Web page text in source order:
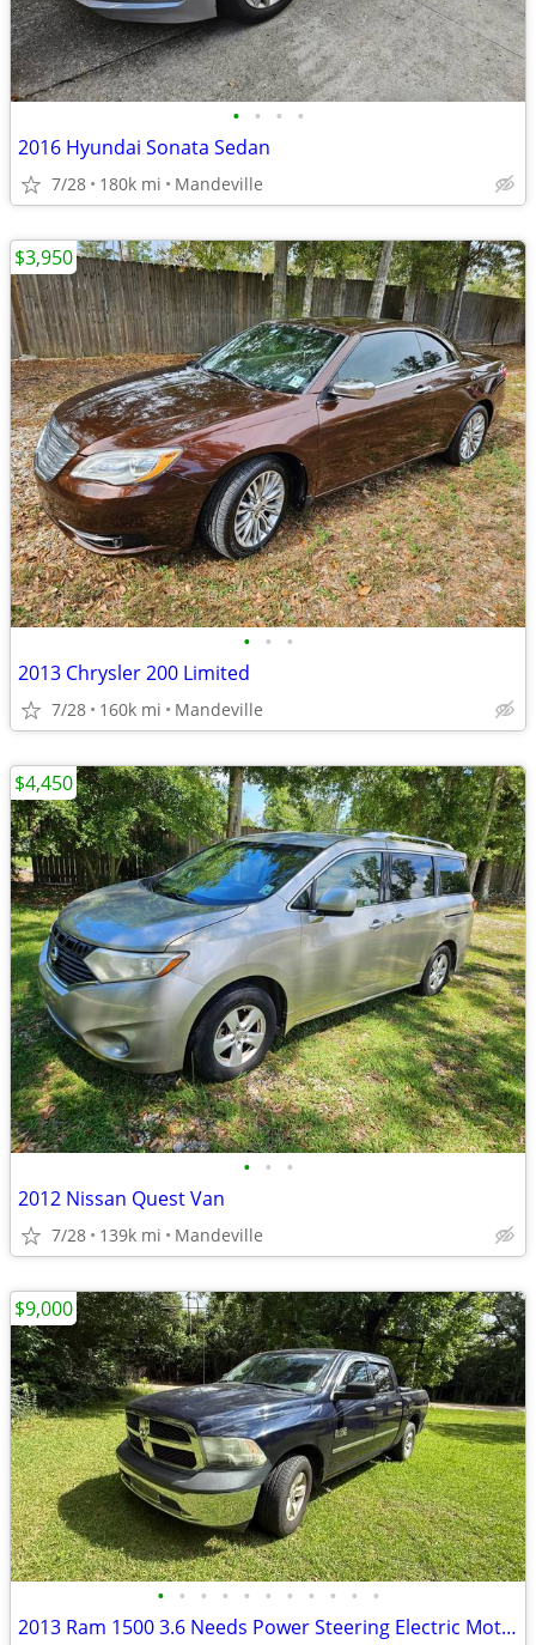
• • • •
2016 Hyundai Sonata Sedan
7/28 180k mi Mandeville
• • •
2013 Chrysler 200 Limited
7/28 160k mi Mandeville
$3,950
• • •
2012 Nissan Quest Van
7/28 139k mi Mandeville
$4,450
• • • • • • • • • • •
2013 Ram 1500 3.6 Needs Power Steering Electric Motor
$9,000